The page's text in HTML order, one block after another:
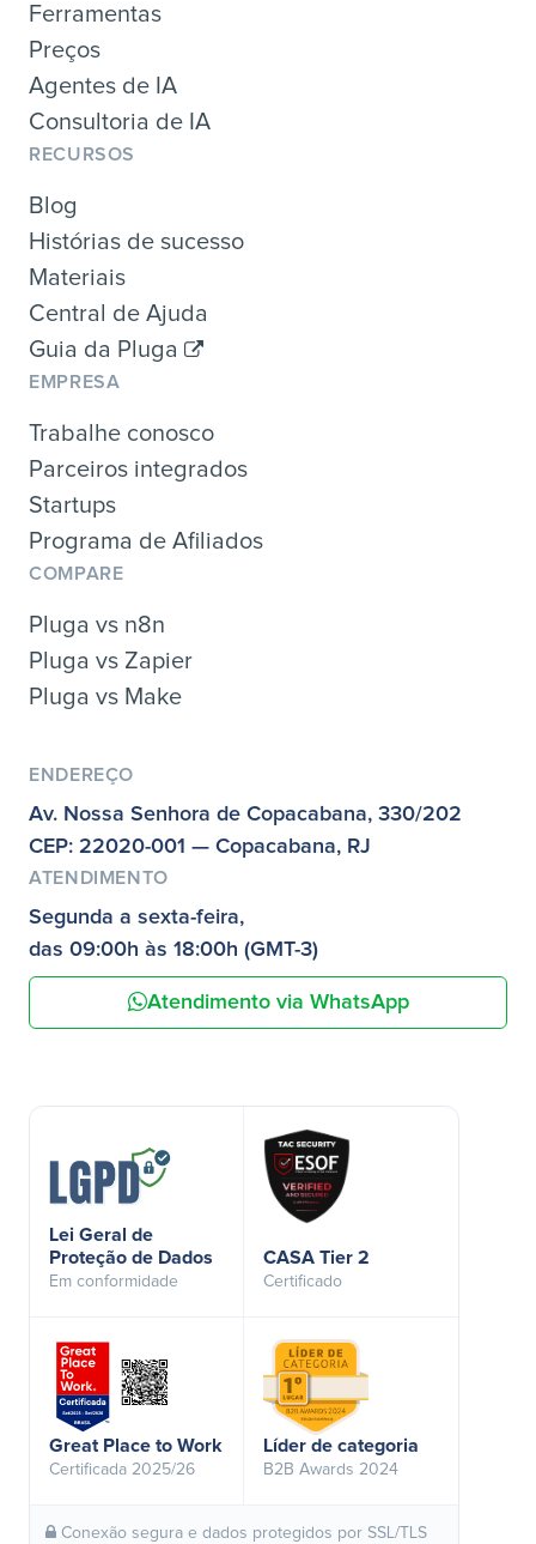
Ferramentas
Preços
Agentes de IA
Consultoria de IA
RECURSOS
Blog
Histórias de sucesso
Materiais
Central de Ajuda
Guia da Pluga
EMPRESA
Trabalhe conosco
Parceiros integrados
Startups
Programa de Afiliados
COMPARE
Pluga vs n8n
Pluga vs Zapier
Pluga vs Make
ENDEREÇO
Av. Nossa Senhora de Copacabana, 330/202
CEP: 22020-001 — Copacabana, RJ
ATENDIMENTO
Segunda a sexta-feira,
das 09:00h às 18:00h (GMT-3)
Atendimento via WhatsApp
Lei Geral de
Proteção de Dados
Em conformidade
CASA Tier 2
Certificado
Great Place to Work
Certificada 2025/26
Líder de categoria
B2B Awards 2024
Conexão segura e dados protegidos por SSL/TLS